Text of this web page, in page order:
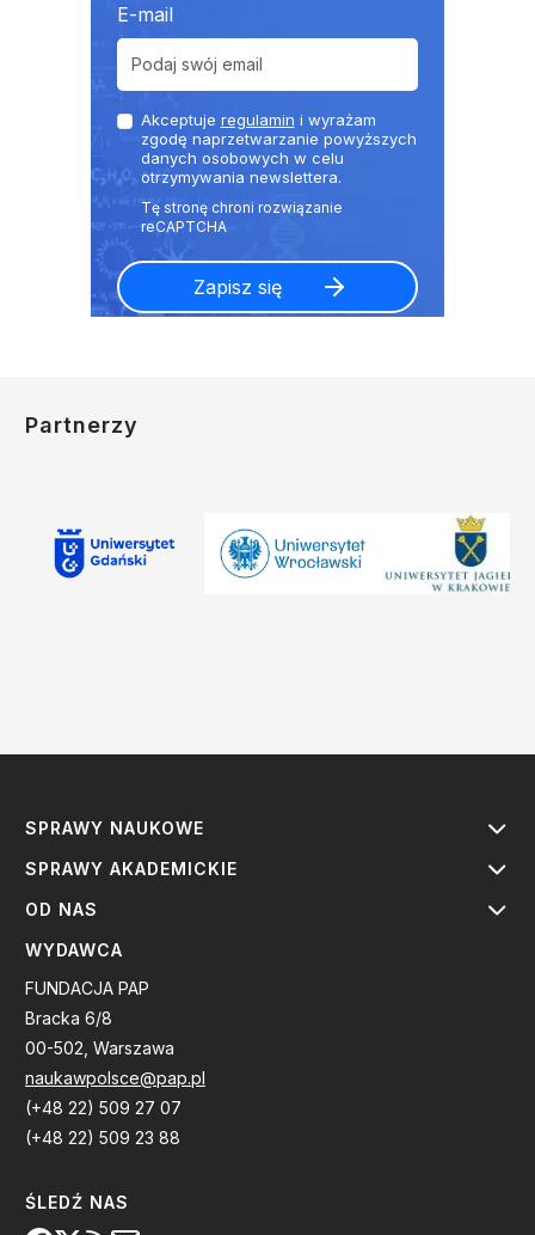
E-mail
Akceptuje regulamin i wyrażam
zgodę naprzetwarzanie powyższych
danych osobowych w celu
otrzymywania newslettera.
Partnerzy
SPRAWY NAUKOWE
SPRAWY AKADEMICKIE
OD NAS
WYDAWCA
FUNDACJA PAP
Bracka 6/8
00-502, Warszawa
naukawpolsce@pap.pl
(+48 22) 509 27 07
(+48 22) 509 23 88
ŚLEDŹ NAS